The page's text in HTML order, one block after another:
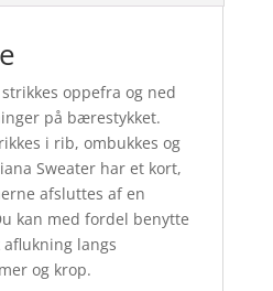
oppefra og ned
på bærestykket.
i rib, ombukkes og
Sweater har et kort,
afsluttes af en
kan med fordel benytte
langs
og krop.